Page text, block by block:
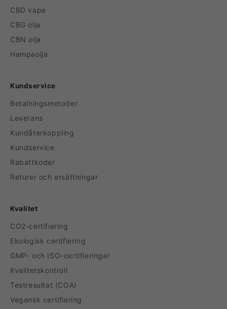
CBD vape
CBG olja
CBN olja
Hampaolja
Kundservice
Betalningsmetoder
Leverans
Kundåterkoppling
Kundservice
Rabattkoder
Returer och ersättningar
Kvalitet
CO2-certifiering
Ekologisk certifiering
GMP- och ISO-certifieringar
Kvalitetskontroll
Testresultat (COA)
Vegansk certifiering